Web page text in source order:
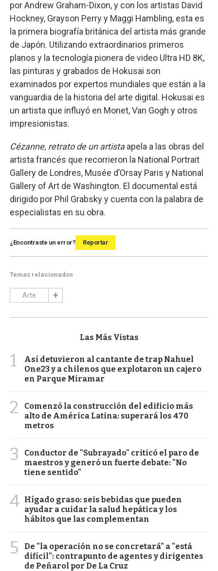
por Andrew Graham-Dixon, y con los artistas David
Hockney, Grayson Perry y Maggi Hambling, esta es
la primera biografía británica del artista más grande
de Japón. Utilizando extraordinarios primeros
planos y la tecnología pionera de video Ultra HD 8K,
las pinturas y grabados de Hokusai son
examinados por expertos mundiales que están a la
vanguardia de la historia del arte digital. Hokusai es
un artista que influyó en Monet, Van Gogh y otros
impresionistas.
Cézanne, retrato de un artistaapela a las obras del
artista francés que recorrieron la National Portrait
Gallery de Londres, Musée d’Orsay Paris y National
Gallery of Art de Washington. El documental está
dirigido por Phil Grabsky y cuenta con la palabra de
especialistas en su obra.
¿Encontraste un error? Reportar
Temas relacionados
Arte
Las Más Vistas
1
Así detuvieron al cantante de trap Nahuel
One23 y a chilenos que explotaron un cajero
en Parque Miramar
2
Comenzó la construcción del edificio más
alto de América Latina: superará los 470
metros
3
Conductor de "Subrayado" criticó el paro de
maestros y generó un fuerte debate: "No
tiene sentido"
4 Hígado graso: seis bebidas que pueden
ayudar a cuidar la salud hepática y los
hábitos que las complementan
5
De "la operación no se concretará" a "está
difícil": contrapunto de agentes y dirigentes
de Peñarol por De La Cruz